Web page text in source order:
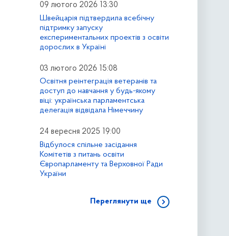
09 лютого 2026 13:30
Швейцарія підтвердила всебічну
підтримку запуску
експериментальних проектів з освіти
дорослих в Україні
03 лютого 2026 15:08
Освітня реінтеграція ветеранів та
доступ до навчання у будь-якому
віці: українська парламентська
делегація відвідала Німеччину
24 вересня 2025 19:00
Відбулося спільне засідання
Комітетів з питань освіти
Європарламенту та Верховної Ради
України
Переглянути ще